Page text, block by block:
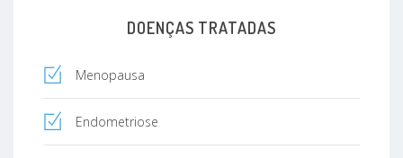
DOENÇAS TRATADAS
Menopausa
Endometriose